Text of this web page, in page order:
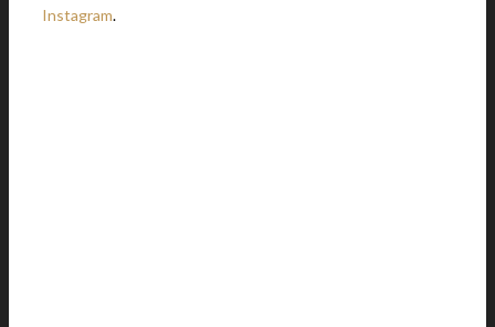
Instagram.